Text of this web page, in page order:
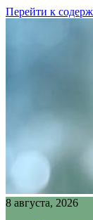
Перейти к
8 августа, 2026